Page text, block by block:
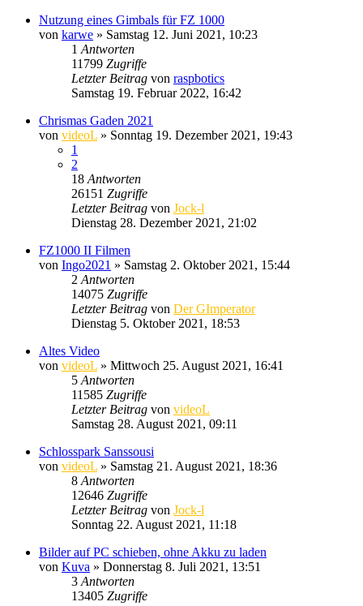
Nutzung eines Gimbals für FZ 1000
von karwe » Samstag 12. Juni 2021, 10:23
1 Antworten
11799 Zugriffe
Letzter Beitrag von raspbotics
Samstag 19. Februar 2022, 16:42
Chrismas Gaden 2021
von videoL » Sonntag 19. Dezember 2021, 19:43
1
2
18 Antworten
26151 Zugriffe
Letzter Beitrag von Jock-l
Dienstag 28. Dezember 2021, 21:02
FZ1000 II Filmen
von Ingo2021 » Samstag 2. Oktober 2021, 15:44
2 Antworten
14075 Zugriffe
Letzter Beitrag von Der GImperator
Dienstag 5. Oktober 2021, 18:53
Altes Video
von videoL » Mittwoch 25. August 2021, 16:41
5 Antworten
11585 Zugriffe
Letzter Beitrag von videoL
Samstag 28. August 2021, 09:11
Schlosspark Sanssousi
von videoL » Samstag 21. August 2021, 18:36
8 Antworten
12646 Zugriffe
Letzter Beitrag von Jock-l
Sonntag 22. August 2021, 11:18
Bilder auf PC schieben, ohne Akku zu laden
von Kuva » Donnerstag 8. Juli 2021, 13:51
3 Antworten
13405 Zugriffe